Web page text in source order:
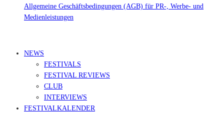
Allgemeine Geschäftsbedingungen (AGB) für PR-, Werbe- und
Medienleistungen
NEWS
FESTIVALS
FESTIVAL REVIEWS
CLUB
INTERVIEWS
FESTIVALKALENDER